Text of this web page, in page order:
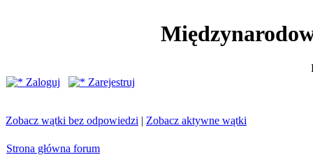
Zaloguj
Zarejestruj
Zobacz wątki bez odpowiedzi | Zobacz aktywne wątki
Strona główna forum